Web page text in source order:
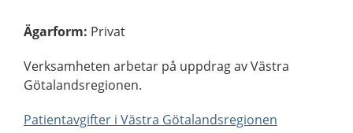
Ägarform: Privat
Verksamheten arbetar på uppdrag av Västra
Götalandsregionen.
Patientavgifter i Västra Götalandsregionen